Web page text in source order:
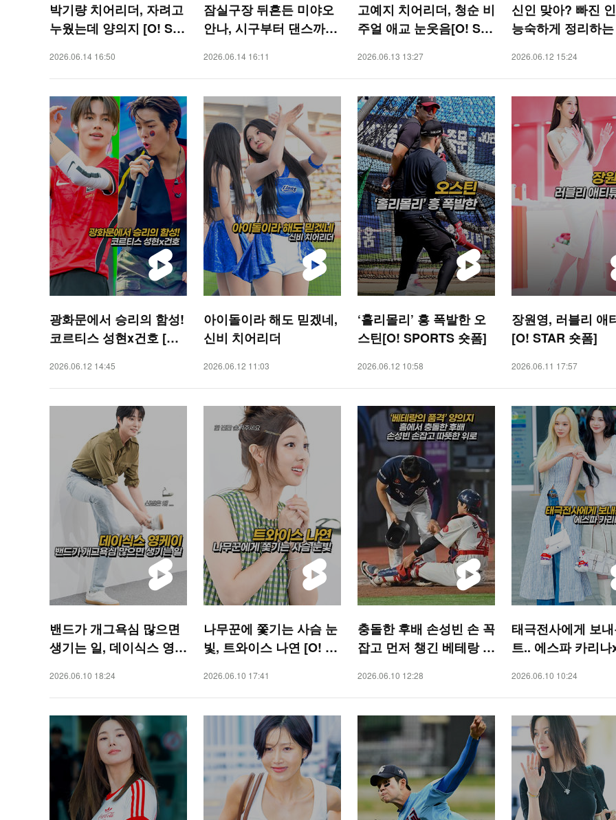
박기량 치어리더, 자려고
누웠는데 양의지 [O! SP
2026.06.14 16:50
잠실구장 뒤흔든 미야오
안나, 시구부터 댄스까지
2026.06.14 16:11
고예지 치어리더, 청순 비
주얼 애교 눈웃음[O! SP
2026.06.13 13:27
신인 맞아? 빠진
능숙하게 정리하
폼]
2026.06.12 15:24
광화문에서 승리의 함성!
코르티스 성현x건호 [O!
2026.06.12 14:45
아이돌이라 해도 믿겠네,
신비 치어리더
2026.06.12 11:03
‘홀리몰리’ 흥 폭발한 오
스틴[O! SPORTS 숏폼]
2026.06.12 10:58
장원영, 러블리 애
[O! STAR 숏폼]
2026.06.11 17:57
밴드가 개그욕심 많으면
생기는 일, 데이식스 영케
2026.06.10 18:24
나무꾼에 쫓기는 사슴 눈
빛, 트와이스 나연 [O! ST
2026.06.10 17:41
충돌한 후배 손성빈 손 꼭
잡고 먼저 챙긴 베테랑 양
S 숏폼]
2026.06.10 12:28
태극전사에게 보
트.. 에스파 카리
2026.06.10 10:24